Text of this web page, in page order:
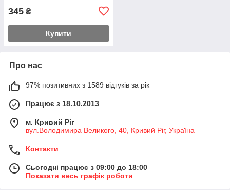
345 ₴
Купити
Про нас
97% позитивних з 1589 відгуків за рік
Працює з 18.10.2013
м. Кривий Ріг
вул.Володимира Великого, 40, Кривий Ріг, Україна
Контакти
Сьогодні працює з 09:00 до 18:00
Показати весь графік роботи